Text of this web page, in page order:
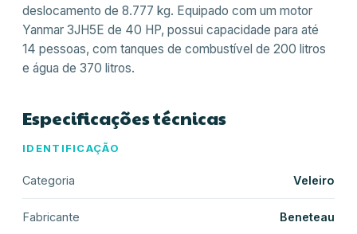
deslocamento de 8.777 kg. Equipado com um motor
Yanmar 3JH5E de 40 HP, possui capacidade para até
14 pessoas, com tanques de combustível de 200 litros
e água de 370 litros.
Especificações técnicas
IDENTIFICAÇÃO
Categoria Veleiro
Fabricante Beneteau